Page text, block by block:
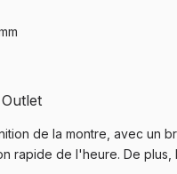
de la montre, avec un
rapide de l'heure. De